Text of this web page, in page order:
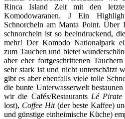
Rinca Island Zeit mit den
Komodowaranen. J Ein
Schnorcheln am Manta Point. Über
schnorcheln ist so beeindruckend,
mehr! Der Komodo Nationalpark
zum Tauchen und bietet
aber eher fortgeschrittenen
sehr stark ist und nicht unterschätzt
gibt es aber ebenfalls viele tolle
die bunte Unterwasserwelt
wir die Cafés/Restaurants Lé Pirate
lost), Coffee Hit(der beste Kaffee)
und günstige einheimische Küche)